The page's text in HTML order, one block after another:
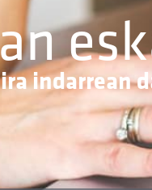
indarrean